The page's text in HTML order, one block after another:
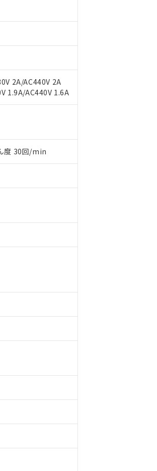
2A/AC440V 2A
1.9A/AC440V 1.6A
度 30回/min
況および標準価格(税抜)を提供させていただ
外となる商品もあることをご了承ください。
日時点での社内データに基づき作成されるも
格とは異なる場合があることをご了承くださ
たはお客様担当のオムロン制御機器販売店・
トワーク
」をご確認ください。
三者に漏洩または開示しないようお願いしま
ストについて、当社および当社の共同利用者
談に必要な範囲で利用することをご了承くだ
て"
の「1.共同利用者の範囲」に記載されて
商品で、対応品を出す予定はありません。
を調査中または確認中の商品です。
ない商品です。
と判明した場合などやむを得ず変更すること
下、
、ポリ臭化ジフェニルエーテル類(PBDE) 1000ppm以下、
酸ブチルベンジル（BBP） 1000ppm以下、フタル酸ジブチ
を確認しています。
あります。
って非含有を証明するものではありません。
対応完了までの期間は出荷製品に未対応品が
特段のことがない限り、2022年1月12日よ
ことを示します。
ることを示します。
。
ポリ臭化ジフェニルエーテル類) : 1000ppm、
、 BBP(フタル酸ブチルベンジル) : 1000ppm、
とを示します。
し、環境に深刻な影響を及ぼさない年数を意
。
易法に定める商品（以下｢規制貨物等」とい
の輸出許可(または役務取引許可)を取得する
兵器またはその他武器並びにこれらの製造装
および3の内容を当該第三者に通知します。
輸出するおそれがある場合は、取り引きをい
引先、またはお客様担当のオムロン制御
い機種